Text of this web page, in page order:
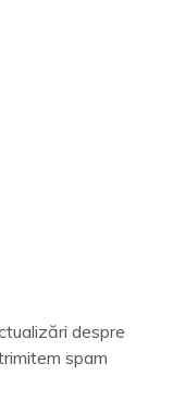
despre
spam